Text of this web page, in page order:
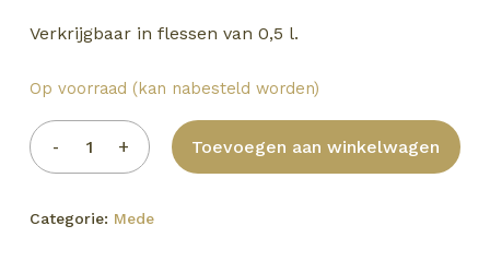
Verkrijgbaar in flessen van 0,5 l.
Op voorraad (kan nabesteld worden)
Toevoegen aan winkelwagen
Categorie: Mede